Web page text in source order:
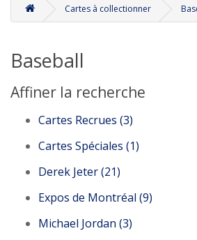
Cartes à collectionner
Baseball
Affiner la recherche
Cartes Recrues (3)
Cartes Spéciales (1)
Derek Jeter (21)
Expos de Montréal (9)
Michael Jordan (3)